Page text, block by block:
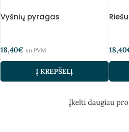
Vyšnių pyragas
18,40€ su PVM
Į KREPŠELĮ
18,40
Įkelti daugiau